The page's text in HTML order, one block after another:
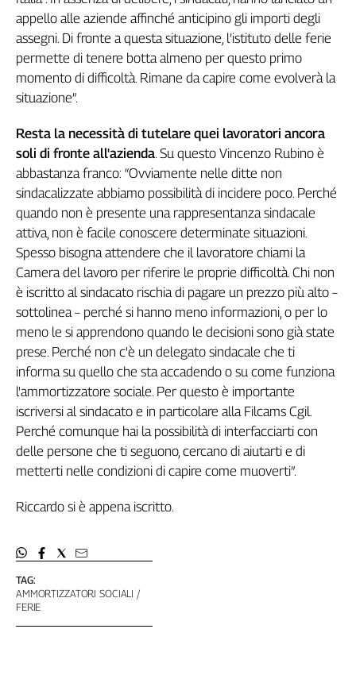
Lavoro
Territori
Abruzzo-
Molise
Adige
Basilicata
Calabria
Campania
Emilia-
Romagna
Friuli
Venezia
Giulia
Lazio
Liguria
Lombardia
Marche
Piemonte
Puglia
Sardegna
Sicilia
Toscana
Umbria
D'Aosta
Archivio
TAG:
AMMORTIZZATORI SOCIALI
FERIE
appello alle aziende affinché anticipino gli importi degli
assegni. Di fronte a questa situazione, l’istituto delle ferie
permette di tenere botta almeno per questo primo
momento di difficoltà. Rimane da capire come evolverà la
situazione”.
Resta la necessità di tutelare quei lavoratori ancora
soli di fronte all'azienda. Su questo Vincenzo Rubino è
abbastanza franco: “Ovviamente nelle ditte non
sindacalizzate abbiamo possibilità di incidere poco. Perché
quando non è presente una rappresentanza sindacale
attiva, non è facile conoscere determinate situazioni.
Spesso bisogna attendere che il lavoratore chiami la
Camera del lavoro per riferire le proprie difficoltà. Chi non
è iscritto al sindacato rischia di pagare un prezzo più alto –
sottolinea – perché si hanno meno informazioni, o per lo
meno le si apprendono quando le decisioni sono già state
prese. Perché non c'è un delegato sindacale che ti
informa su quello che sta accadendo o su come funziona
l'ammortizzatore sociale. Per questo è importante
iscriversi al sindacato e in particolare alla Filcams Cgil.
Perché comunque hai la possibilità di interfacciarti con
delle persone che ti seguono, cercano di aiutarti e di
metterti nelle condizioni di capire come muoverti”.
Riccardo si è appena iscritto.